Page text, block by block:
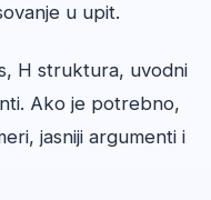
u upit.
H struktura, uvodni
Ako je potrebno,
jasniji argumenti i